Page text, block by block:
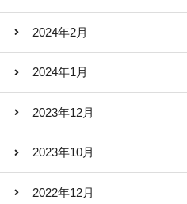
2024年2月
2024年1月
2023年12月
2023年10月
2022年12月